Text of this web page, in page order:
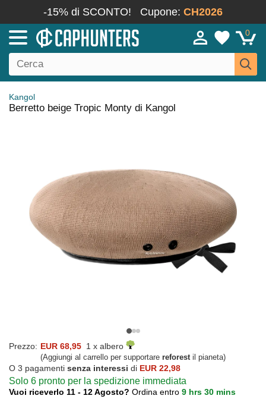
-15% di SCONTO! Cupone: CH2026
0
Kangol
Berretto beige Tropic Monty di Kangol
Prezzo: EUR 68,95 1 x albero
(Aggiungi al carrello per supportare reforestil pianeta)
O 3 pagamenti senza interessi di EUR 22,98
Solo 6 pronto per la spedizione immediata
Vuoi riceverlo 11 - 12 Agosto? Ordina entro 9 hrs 30 mins